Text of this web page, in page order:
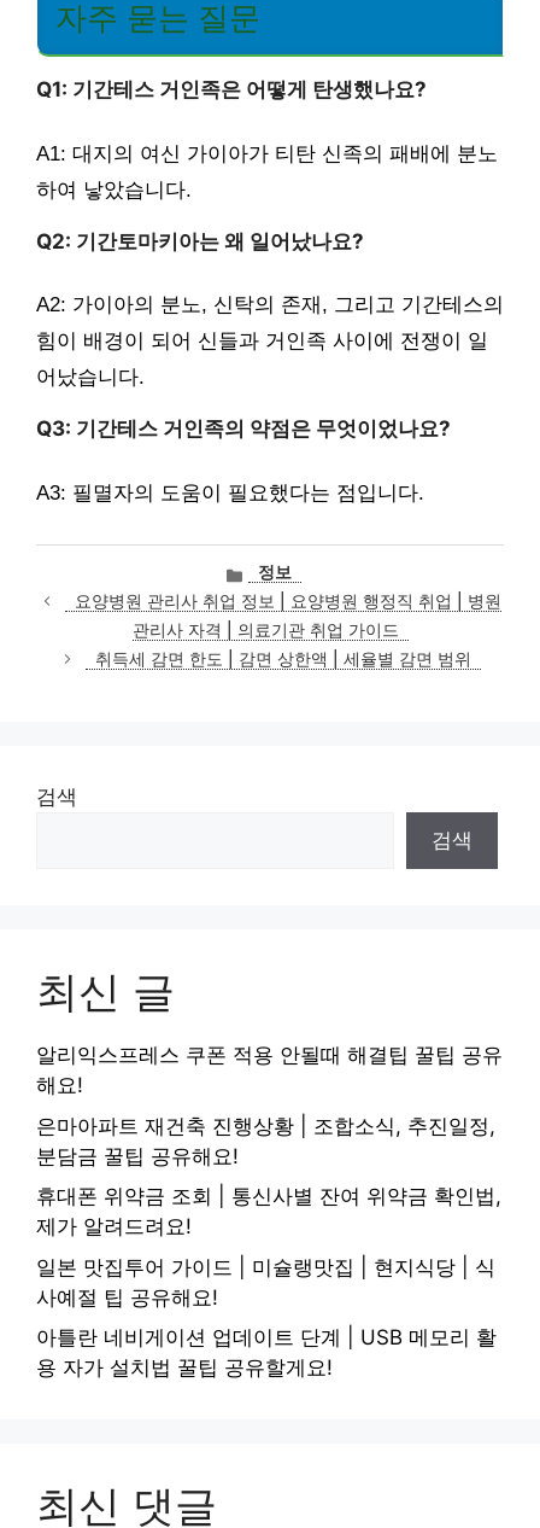
자주 묻는 질문
Q1: 기간테스 거인족은 어떻게 탄생했나요?
A1: 대지의 여신 가이아가 티탄 신족의 패배에 분노
하여 낳았습니다.
Q2: 기간토마키아는 왜 일어났나요?
A2: 가이아의 분노, 신탁의 존재, 그리고 기간테스의
힘이 배경이 되어 신들과 거인족 사이에 전쟁이 일
어났습니다.
Q3: 기간테스 거인족의 약점은 무엇이었나요?
A3: 필멸자의 도움이 필요했다는 점입니다.
카
테
고
리
정보
요양병원 관리사 취업 정보 | 요양병원 행정직 취업 | 병원
관리사 자격 | 의료기관 취업 가이드
취득세 감면 한도 | 감면 상한액 | 세율별 감면 범위
검색
검색
최신 글
알리익스프레스 쿠폰 적용 안될때 해결팁 꿀팁 공유
해요!
은마아파트 재건축 진행상황 | 조합소식, 추진일정,
분담금 꿀팁 공유해요!
휴대폰 위약금 조회 | 통신사별 잔여 위약금 확인법,
제가 알려드려요!
일본 맛집투어 가이드 | 미슐랭맛집 | 현지식당 | 식
사예절 팁 공유해요!
아틀란 네비게이션 업데이트 단계 | USB 메모리 활
용 자가 설치법 꿀팁 공유할게요!
최신 댓글